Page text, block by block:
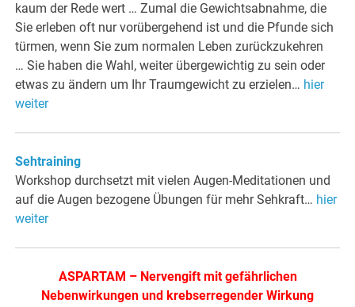
kaum der Rede wert … Zumal die Gewichtsabnahme, die
Sie erleben oft nur vorübergehend ist und die Pfunde sich
türmen, wenn Sie zum normalen Leben zurückzukehren
… Sie haben die Wahl, weiter übergewichtig zu sein oder
etwas zu ändern um Ihr Traumgewicht zu erzielen… hier
weiter
Sehtraining
Workshop durchsetzt mit vielen Augen-Meditationen und
auf die Augen bezogene Übungen für mehr Sehkraft… hier
weiter
ASPARTAM – Nervengift mit gefährlichen
Nebenwirkungen und krebserregender Wirkung